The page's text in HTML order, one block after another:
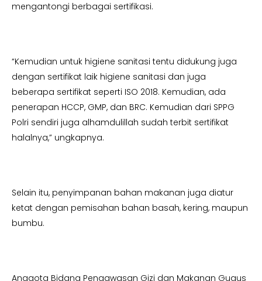
mengantongi berbagai sertifikasi.
“Kemudian untuk higiene sanitasi tentu didukung juga
dengan sertifikat laik higiene sanitasi dan juga
beberapa sertifikat seperti ISO 2018. Kemudian, ada
penerapan HCCP, GMP, dan BRC. Kemudian dari SPPG
Polri sendiri juga alhamdulillah sudah terbit sertifikat
halalnya,” ungkapnya.
Selain itu, penyimpanan bahan makanan juga diatur
ketat dengan pemisahan bahan basah, kering, maupun
bumbu.
Anggota Bidang Pengawasan Gizi dan Makanan Gugus